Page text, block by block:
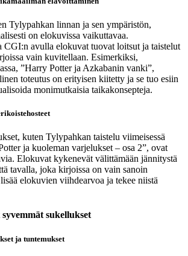
Tylypahkan linnan ja sen ympäristön,
on elokuvissa vaikuttavaa.
CGI:n avulla elokuvat tuovat loitsut ja taistelut
vain kuvitellaan. Esimerkiksi,
”Harry Potter ja Azkabanin vanki”,
toteutus on erityisen kiitetty ja se tuo esiin
monimutkaisia taikakonsepteja.
kuten Tylypahkan taistelu viimeisessä
ja kuoleman varjelukset – osa 2”, ovat
Elokuvat kykenevät välittämään jännitystä
tavalla, joka kirjoissa on vain sanoin
elokuvien viihdearvoa ja tekee niistä
sukellukset
ja tuntemukset